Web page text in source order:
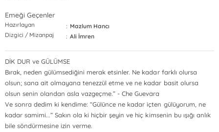
Emeği Geçenler
Hazırlayan : Mazlum Hancı
Dizgici / Mizanpaj
: Ali İmren
DİK DUR ve GÜLÜMSE
Bırak, neden gülümsediğini merak etsinler. Ne kadar farklı olursa
olsun; sana ait olmayana tenezzül etme ve ne kadar basit olursa
olsun senin olandan asla vazgeçme.” - Che Guevara
Ve sonra dedim ki kendime: “Gülünce ne kadar içten gülüyorum, ne
kadar samimi...” Sakın ola ki hiçbir şeyin ve hiç kimsenin bu ışığı anlık
bile söndürmesine izin verme.